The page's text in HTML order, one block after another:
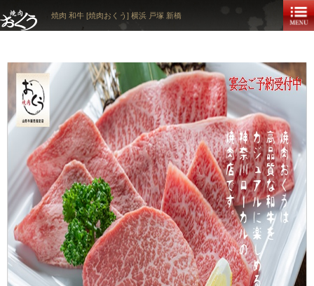
焼肉 和牛 [焼肉おくう] 横浜 戸塚 新橋